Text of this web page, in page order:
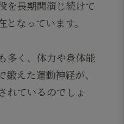
を長期間演じ続けて
なっています。
多く、体力や身体能
えた運動神経が、
れているのでしょ